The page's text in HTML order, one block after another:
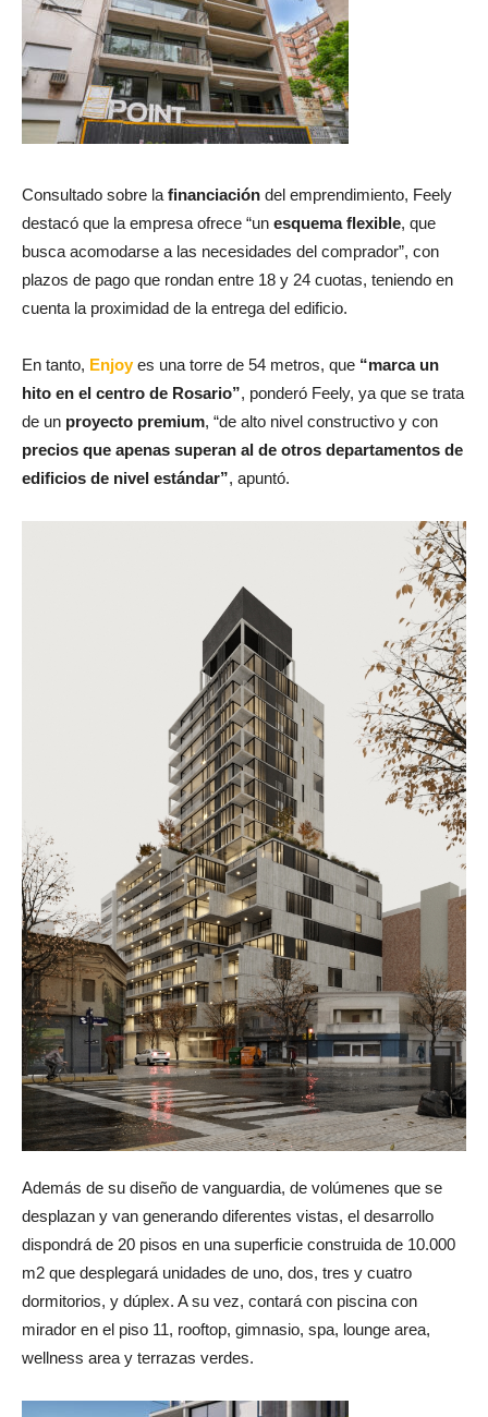
Consultado sobre lafinanciación del emprendimiento, Feely
destacó que la empresa ofrece “un esquema flexible, que
busca acomodarse a las necesidades del comprador”, con
plazos de pago que rondan entre 18 y 24 cuotas, teniendo en
cuenta la proximidad de la entrega del edificio.
En tanto, Enjoy es una torre de 54 metros, que “marca un
hito en el centro de Rosario”, ponderó Feely, ya que se trata
de un proyecto premium, “de alto nivel constructivo y con
precios que apenas superan al de otros departamentos de
edificios de nivel estándar”, apuntó.
Además de su diseño de vanguardia, de volúmenes que se
desplazan y van generando diferentes vistas, el desarrollo
dispondrá de 20 pisos en una superficie construida de 10.000
m2 que desplegará unidades de uno, dos, tres y cuatro
dormitorios, y dúplex. A su vez, contará con piscina con
mirador en el piso 11, rooftop, gimnasio, spa, lounge area,
wellness area y terrazas verdes.